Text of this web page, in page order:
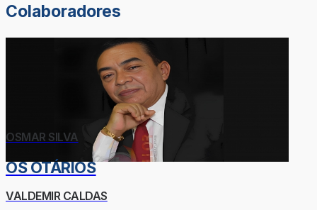
Colaboradores
OSMAR SILVA
OS OTÁRIOS
VALDEMIR CALDAS